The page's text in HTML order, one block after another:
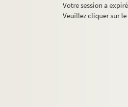
Votre session a
Veuillez cliquer sur